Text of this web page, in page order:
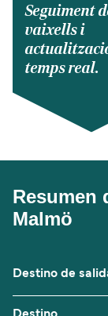
Seguiment
vaixells i
temps real.
Resumen
Malmö
Destino de